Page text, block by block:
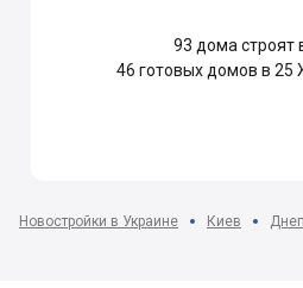
93 дома строят
46 готовых домов в 25
Новостройки в Украине Киев